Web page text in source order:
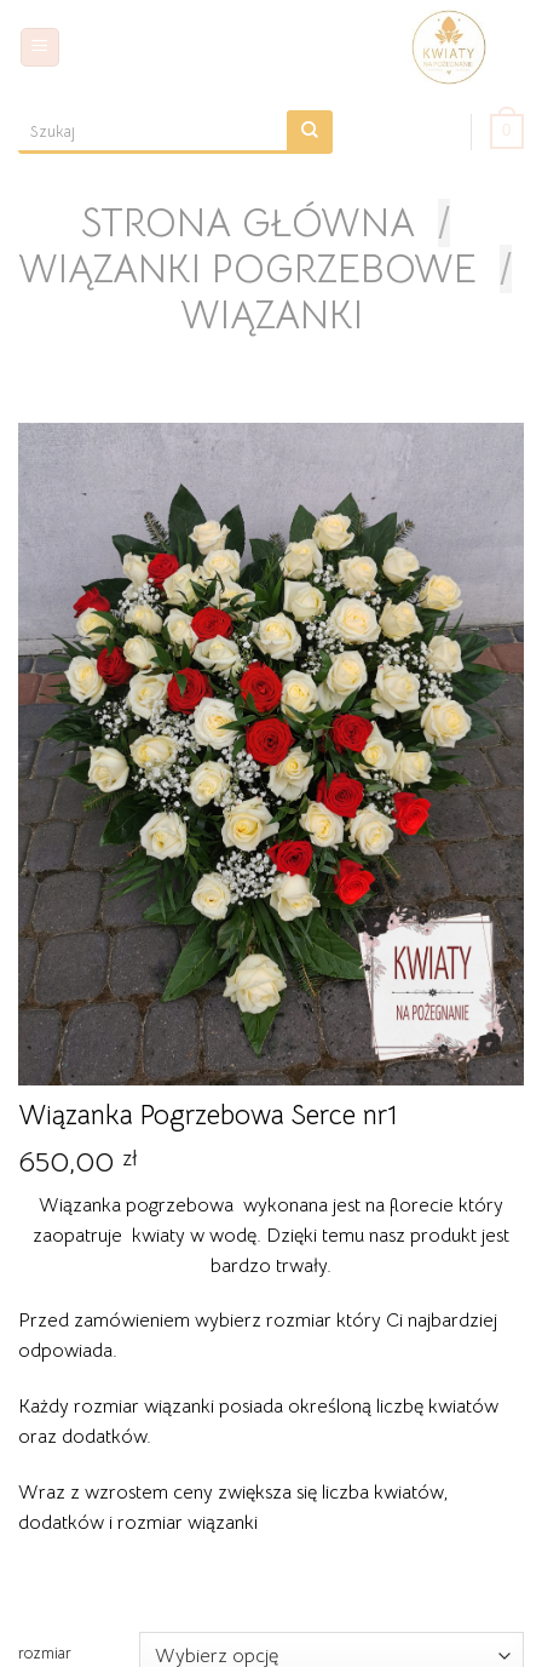
content
Szukaj:
0
STRONA GŁÓWNA /
WIĄZANKI POGRZEBOWE /
WIĄZANKI
Wiązanka Pogrzebowa Serce nr1
650,00 zł
Wiązanka pogrzebowa wykonana jest na florecie który
zaopatruje kwiaty w wodę. Dzięki temu nasz produkt jest
bardzo trwały.
Przed zamówieniem wybierz rozmiar który Ci najbardziej
odpowiada.
Każdy rozmiar wiązanki posiada określoną liczbę kwiatów
oraz dodatków.
Wraz z wzrostem ceny zwiększa się liczba kwiatów,
dodatków i rozmiar wiązanki
rozmiar